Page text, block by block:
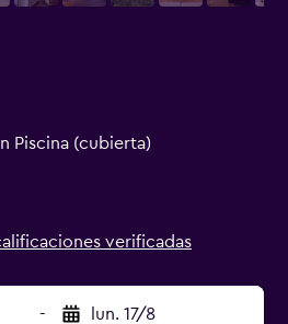
Piscina (cubierta)
verificadas
- lun. 17/8